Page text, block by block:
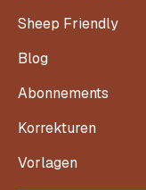
Sheep Friendly
Blog
Abonnements
Korrekturen
Vorlagen